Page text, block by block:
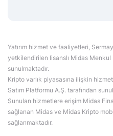
Yatırım hizmet ve faaliyetleri,
yetkilendirilen lisanslı Midas Menkul
sunulmaktadır.
Kripto varlık piyasasına ilişkin
Satım Platformu A.Ş. tarafından
Sunulan hizmetlere erişim Midas
sağlanan Midas ve Midas Kripto
sağlanmaktadır.